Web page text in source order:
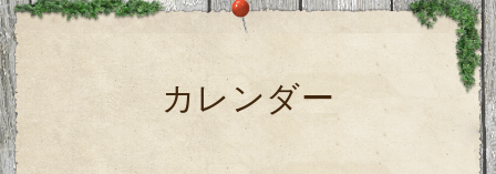
カレンダー